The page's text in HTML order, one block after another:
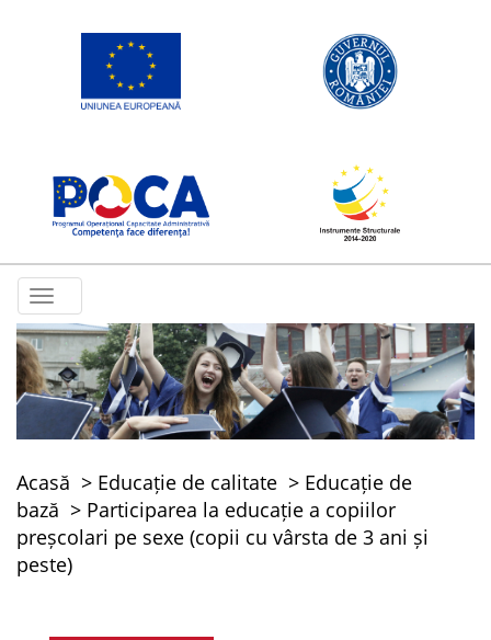
Toggle
navigation
Acasă Educație de calitate
Educație de
bază
Participarea la educație a copiilor
preșcolari pe sexe (copii cu vârsta de 3 ani și
peste)